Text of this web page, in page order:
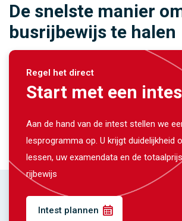
De snelste manier
busrijbewijs te halen
Regel het direct
Start met een
Aan de hand van de intest stellen we
lesprogramma op. U krijgt duidelijkheid
lessen, uw examendata en de
rijbewijs
Intest plannen